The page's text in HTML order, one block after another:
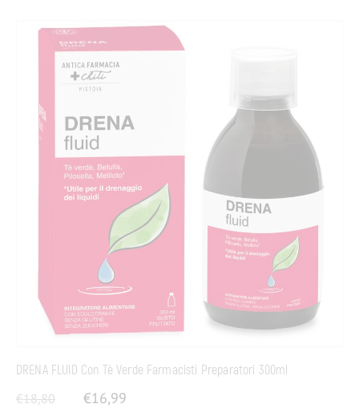
DRENA FLUID Con Tè Verde Farmacisti Preparatori 300ml
€18,80 €16,99